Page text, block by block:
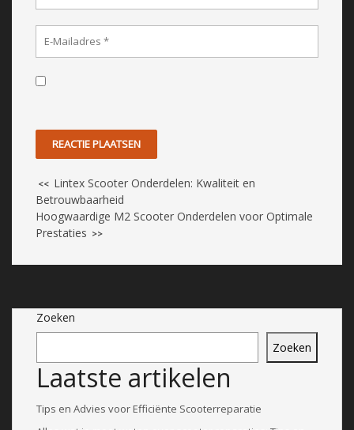
<< Lintex Scooter Onderdelen: Kwaliteit en
Betrouwbaarheid
Hoogwaardige M2 Scooter Onderdelen voor Optimale
Prestaties >>
Zoeken
Zoeken
Laatste artikelen
Tips en Advies voor Efficiënte Scooterreparatie